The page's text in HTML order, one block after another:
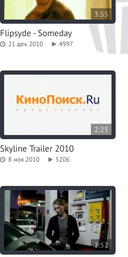
3:55
Flipsyde - Someday
21 дек 2010 4997
2:25
Skyline Trailer 2010
8 ноя 2010 5206
2:52